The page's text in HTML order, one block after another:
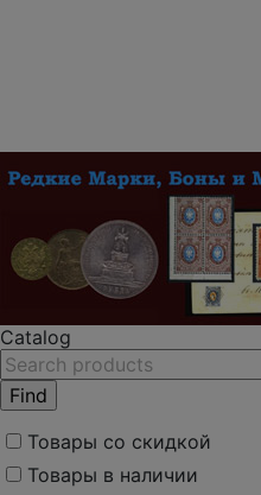
Catalog
Товары со скидкой
Товары в наличии